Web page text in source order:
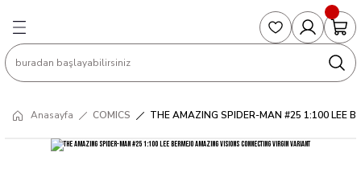
Hardcover
DARK HORSE
DC COMICS
Formula Singles
Formula 1
Anasayfa COMICS THE AMAZING SPIDER-MAN #25 1:100 LEE